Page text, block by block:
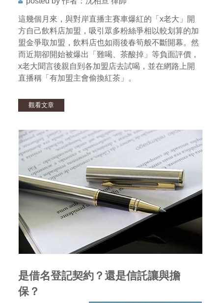
這幾個月來，與對岸直播主賽車爆紅的「x老大」開
方自己飲料店加盟，吸引眾多粉絲爭相以較划算的加
盟金爭取加盟，飲料店也如雨後春筍般不斷開幕。然
而近期卻開始被爆出「難喝、茶酸掉」等負面評價，
x老大聞言後親自到各加盟店去試喝，並在網路上開
直播稱「有加盟主會偷換紅茶」。
觀看文章
是借名登記契約？還是信託讓與擔
保？